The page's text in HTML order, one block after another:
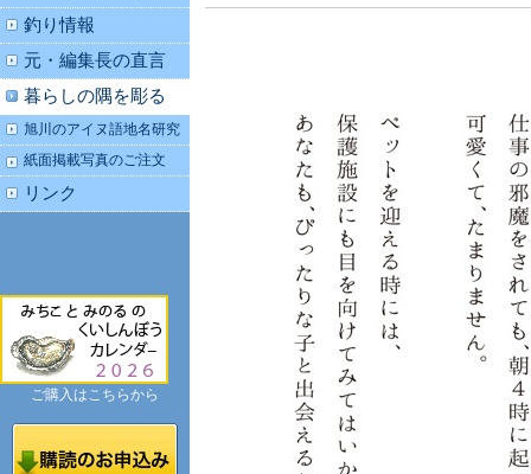
釣り情報
元・編集長の直言
暮らしの隅を彫る
旭川のアイヌ語地名研究
紙面掲載写真のご注文
リンク
ご購入はこちらから